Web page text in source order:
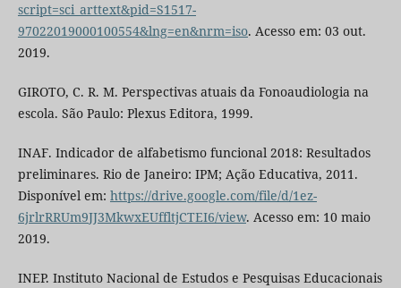
script=sci_arttext&pid=S1517-
97022019000100554&lng=en&nrm=iso. Acesso em: 03 out.
2019.
GIROTO, C. R. M. Perspectivas atuais da Fonoaudiologia na
escola. São Paulo: Plexus Editora, 1999.
INAF. Indicador de alfabetismo funcional 2018: Resultados
preliminares. Rio de Janeiro: IPM; Ação Educativa, 2011.
Disponível em: https://drive.google.com/file/d/1ez-
6jrlrRRUm9JJ3MkwxEUffltjCTEI6/view. Acesso em: 10 maio
2019.
INEP. Instituto Nacional de Estudos e Pesquisas Educacionais